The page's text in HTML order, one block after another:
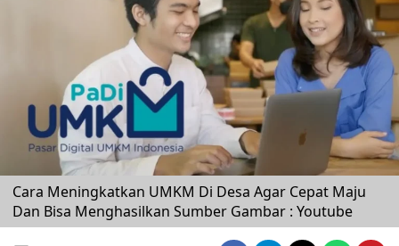
Cara Meningkatkan UMKM Di Desa Agar Cepat Maju
Dan Bisa Menghasilkan Sumber Gambar : Youtube